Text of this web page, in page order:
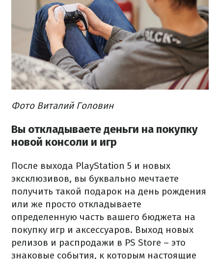
Фото Виталий Головин
Вы откладываете деньги на покупку
новой консоли и игр
После выхода PlayStation 5 и новых
эксклюзивов, вы буквально мечтаете
получить такой подарок на день рождения
или же просто откладываете
определенную часть вашего бюджета на
покупку игр и аксессуаров. Выход новых
релизов и распродажи в PS Store – это
знаковые события, к которым настоящие